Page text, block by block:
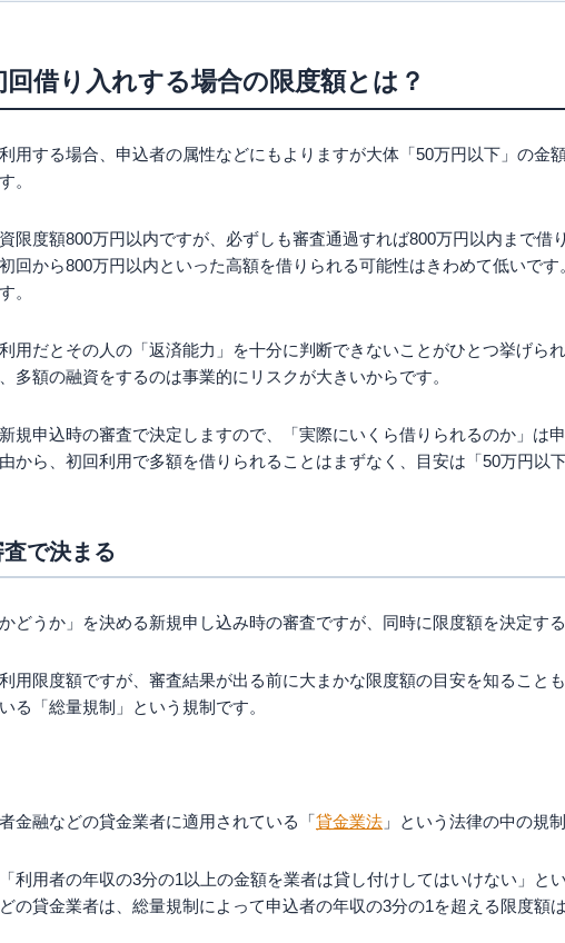
借り入れする場合の限度額とは？
用する場合、申込者の属性などにもよりますが大体「50万円以下」の金
。
限度額800万円以内ですが、必ずしも審査通過すれば800万円以内 まで借
回から800万円以内といった高額を借りられる可能性はきわめて低いで
。
用だとその人の「返済能力」を十分に判断できないことがひとつ挙げら
多額の融資をするのは事業的にリスクが大きいからです。
規申込時の審査で決定しますので、「実際にいくら借りられるのか」は
から、初回利用で多額を借りられることはまずなく、目安は「50万円以
査で決まる
どうか」を決める新規申し込み時の審査ですが、同時に限度額を決定す
用限度額ですが、審査結果が出る前に大まかな限度額の目安を知ること
る「総量規制」という規制です。
金融などの貸金業者に適用されている「貸金業法 」という法律の中の規制
利用者の年収の3分の1以上の金額を業者は貸し付けしてはいけない」と
の貸金業者は、総量規制によって申込者の年収の3分の1を超える限度額